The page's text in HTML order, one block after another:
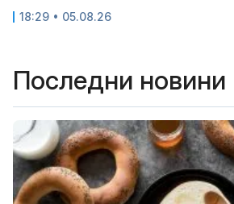
18:29 • 05.08.26
Последни новини